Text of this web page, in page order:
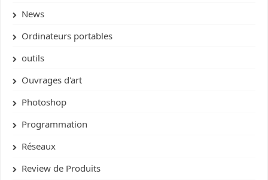
News
Ordinateurs portables
outils
Ouvrages d'art
Photoshop
Programmation
Réseaux
Review de Produits